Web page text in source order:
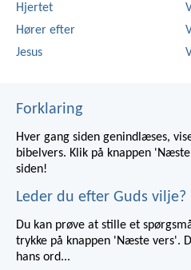
Hjertet
Hører efter
Jesus
Forklaring
Hver gang siden genindlæses,
bibelvers. Klik på knappen
siden!
Leder du efter Guds vilje?
Du kan prøve at stille et
trykke på knappen 'Næste vers'.
hans ord...